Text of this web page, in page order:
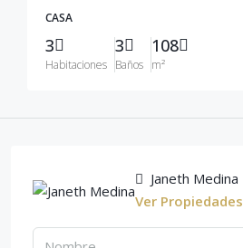
CASA
3
Habitaciones
3
Baños
108
m²
Janeth Medina
Ver Propiedades